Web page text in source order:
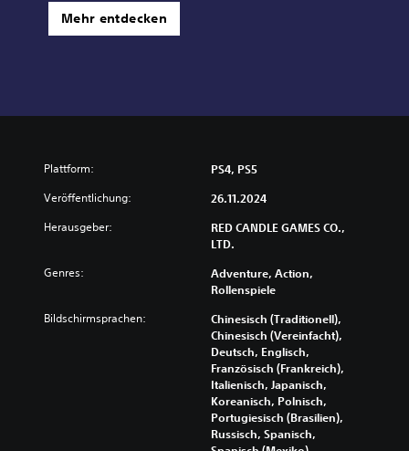
Mehr entdecken
Plattform: PS4, PS5
Veröffentlichung: 26.11.2024
Herausgeber:
RED CANDLE GAMES CO.,
LTD.
Genres:
Adventure, Action,
Rollenspiele
Bildschirmsprachen:
Chinesisch (Traditionell),
Chinesisch (Vereinfacht),
Deutsch, Englisch,
Französisch (Frankreich),
Italienisch, Japanisch,
Koreanisch, Polnisch,
Portugiesisch (Brasilien),
Russisch, Spanisch,